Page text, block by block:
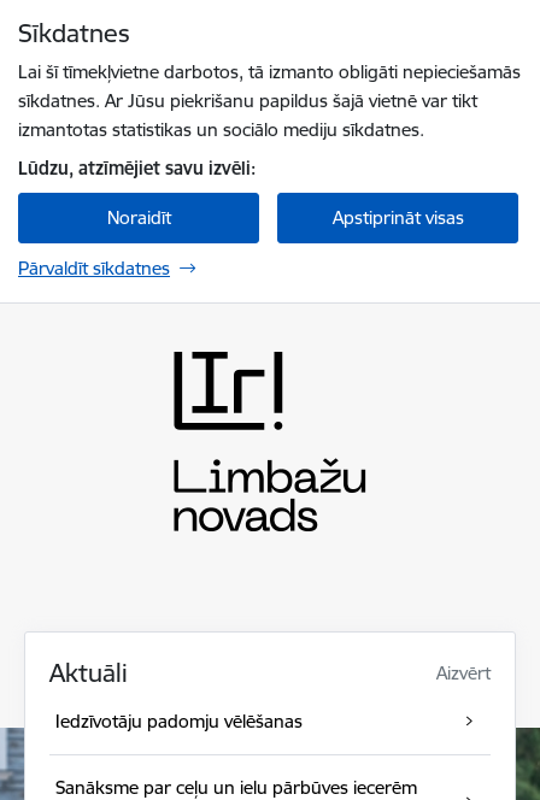
Sīkdatnes
Lai šī tīmekļvietne darbotos, tā izmanto obligāti nepieciešamās
sīkdatnes. Ar Jūsu piekrišanu papildus šajā vietnē var tikt
izmantotas statistikas un sociālo mediju sīkdatnes.
Lūdzu, atzīmējiet savu izvēli:
Noraidīt Apstiprināt visas
Pārvaldīt sīkdatnes
Aktuāli Aizvērt
Iedzīvotāju padomju vēlēšanas
Sanāksme par ceļu un ielu pārbūves iecerēm